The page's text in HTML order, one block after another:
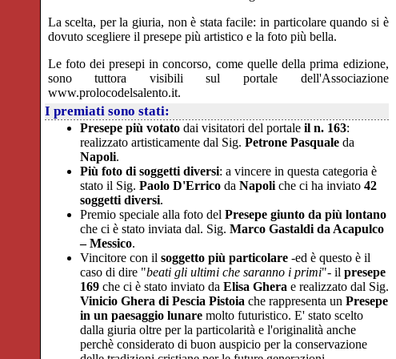
La scelta, per la giuria, non è stata facile: in particolare quando si è
dovuto scegliere il presepe più artistico e la foto più bella.
Le foto dei presepi in concorso, come quelle della prima edizione,
sono tuttora visibili sul portale dell'Associazione
www.prolocodelsalento.it.
I premiati sono stati:
Presepe più votatodai visitatori del portale il n. 163:
realizzato artisticamente dal Sig. Petrone Pasqualeda
Napoli.
Più foto di soggetti diversi: a vincere in questa categoria è
stato il Sig. Paolo D'Erricoda Napoliche ci ha inviato 42
soggetti diversi.
Premio speciale alla foto del Presepe giunto da più lontano
che ci è stato inviata dal. Sig. Marco Gastaldi da Acapulco
– Messico.
Vincitore con il soggetto più particolare-ed è questo è il
caso di dire "beati gli ultimi che saranno i primi"- il presepe
169che ci è stato inviato da Elisa Ghera e realizzato dal Sig.
Vinicio Ghera di Pescia Pistoia che rappresenta un Presepe
in un paesaggio lunaremolto futuristico. E' stato scelto
dalla giuria oltre per la particolarità e l'originalità anche
perchè considerato di buon auspicio per la conservazione